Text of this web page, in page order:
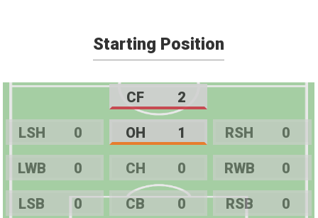
Starting Position
CF 2
LSH 0 OH 1 RSH 0
LWB 0 CH 0 RWB 0
LSB 0 CB 0 RSB 0